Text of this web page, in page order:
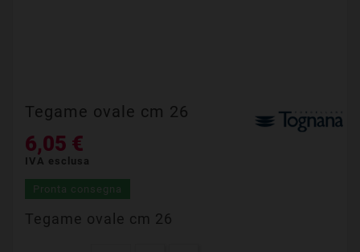
Tegame ovale cm 26
6,05 €
IVA esclusa
Pronta consegna
Tegame ovale cm 26